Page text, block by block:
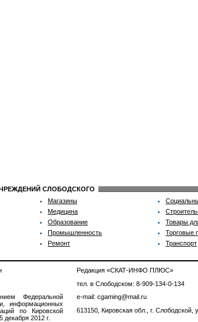
СЛОБОДСКОГО
Магазины
Медицина
Образование
Промышленность
Ремонт
Товары
Торговые
Транспорт
Федеральной
информационных
по Кировской
2012 г.
Редакция «СКАТ-ИНФО ПЛЮС»
тел. в Слободском: 8-909-134-0-134
e-mail: cgaming@mail.ru
613150, Кировская обл., г. Слободской,